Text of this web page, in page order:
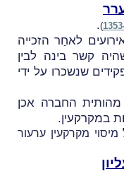
)
.
לאחַר הזכייה
קשר בינה לבין
שנשכרו על ידי
מהותית החברה אכן
במקרקעין.
מקרקעין ערעור